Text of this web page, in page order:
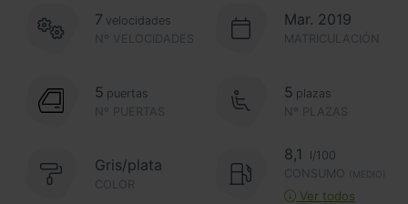
Nº VELOCIDADES
7 velocidades Mar. 2019
MATRICULACIÓN
Nº PUERTAS
5 puertas
Nº PLAZAS
5 plazas
Gris/plata
COLOR
8,1
l/100
CONSUMO
(MEDIO)
Ver todos